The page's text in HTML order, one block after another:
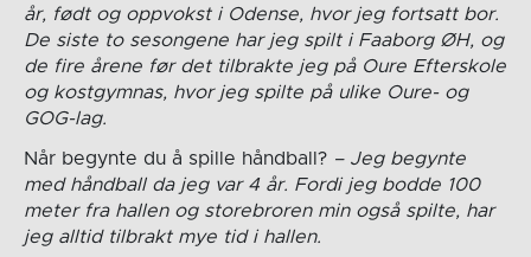
år, født og oppvokst i Odense, hvor jeg fortsatt bor.
De siste to sesongene har jeg spilt i Faaborg ØH, og
de fire årene før det tilbrakte jeg på Oure Efterskole
og kostgymnas, hvor jeg spilte på ulike Oure- og
GOG-lag.
Når begynte du å spille håndball? – Jeg begynte
med håndball da jeg var 4 år. Fordi jeg bodde 100
meter fra hallen og storebroren min også spilte, har
jeg alltid tilbrakt mye tid i hallen.